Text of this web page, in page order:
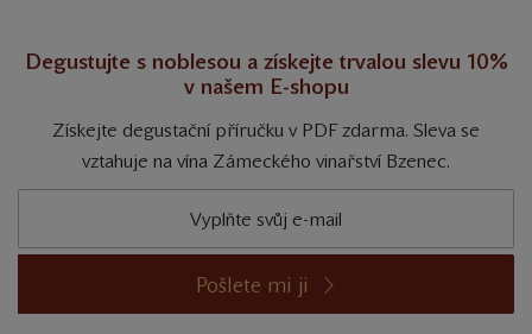
Degustujte s noblesou a získejte trvalou slevu 10%
v našem E-shopu
Získejte degustační příručku v PDF zdarma. Sleva se
vztahuje na vína Zámeckého vinařství Bzenec.
Pošlete mi ji